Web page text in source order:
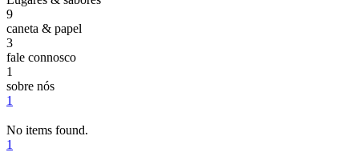
9
caneta & papel
3
fale connosco
1
sobre nós
1
No items found.
1